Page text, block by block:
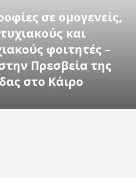
σε ομογενείς,
και
φοιτητές –
Πρεσβεία της
στο Κάιρο